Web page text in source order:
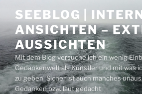
Inhalt
springen
SEEBLOG |
ANSICHTEN –
AUSSICHTEN
Mit dem Blog versuche ich ein wenig
Gedankenwelt als Künstler und mit was
zu geben. Sicher ist auch manches
Gedanken bzw. laut gedacht